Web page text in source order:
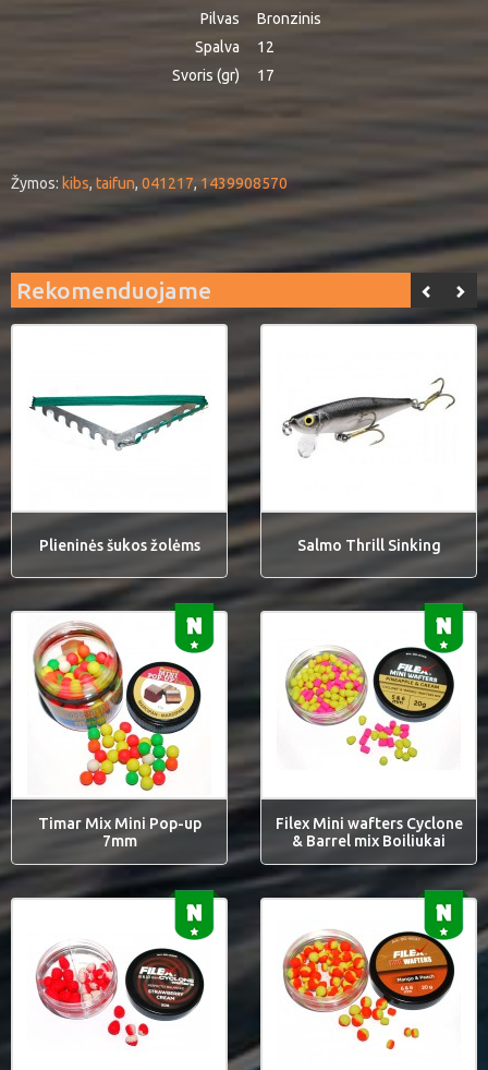
Pilvas
Bronzinis
Spalva
12
Svoris (gr)
17
Žymos: kibs, taifun, 041217, 1439908570
Rekomenduojame
Plieninės šukos žolėms Salmo Thrill Sinking
Timar Mix Mini Pop-up
7mm
Filex Mini wafters Cyclone
& Barrel mix Boiliukai